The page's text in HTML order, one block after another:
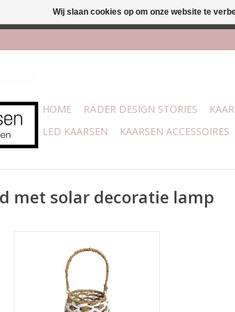
HOME RÄDER DESIGN STORIES
LED KAARSEN
KAARSEN ACCESSOIRES
met solar decoratie lamp
binnen en buiten, er zit een solar
lamp in maar je kunt het ook
gebruiken als een normale
lantaarn!
afmeting: 31,5 x 25 x 25
Wij slaan cookies op om onze website te
is mogelijk bij Trotz Woon & Cadeau |